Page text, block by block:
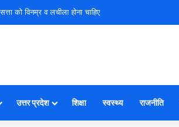
सत्ता को विनम्र व लचीला होना चाहिए
उत्तर प्रदेश शिक्षा स्वस्थ्य राजनीति